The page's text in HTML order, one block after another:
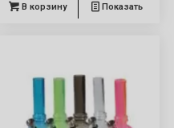
В корзину Показать